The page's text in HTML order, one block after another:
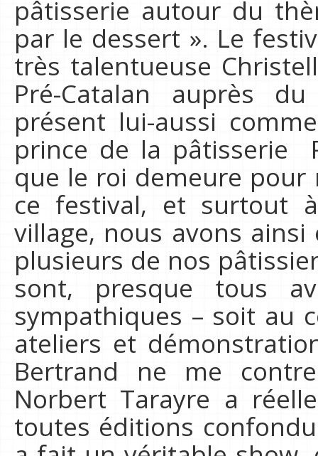
pâtisserie autour du
par le dessert ». Le
très talentueuse
Pré-Catalan auprès
présent lui-aussi
prince de la pâtisserie
que le roi demeure pour
ce festival, et surtout
village, nous avons
plusieurs de nos
sont, presque tous
sympathiques – soit au
ateliers et
Bertrand ne me
Norbert Tarayre a
toutes éditions